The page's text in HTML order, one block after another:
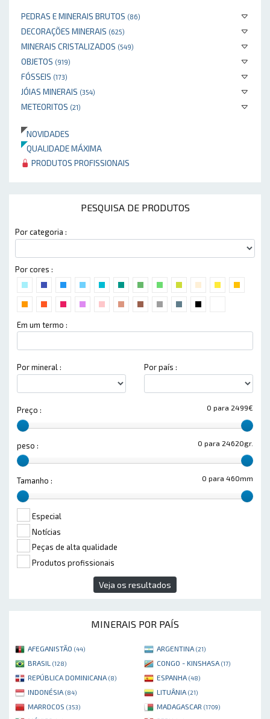
PEDRAS E MINERAIS BRUTOS (86)
DECORAÇÕES MINERAIS (625)
MINERAIS CRISTALIZADOS (549)
OBJETOS (919)
FÓSSEIS (173)
JÓIAS MINERAIS (354)
METEORITOS (21)
NOVIDADES
QUALIDADE MÁXIMA
PRODUTOS PROFISSIONAIS
PESQUISA DE PRODUTOS
Por categoria :
Por cores :
Em um termo :
Por mineral : Por país :
0 para 2499€
Preço :
0 para 24620gr.
peso :
0 para 460mm
Tamanho :
Especial
Notícias
Peças de alta qualidade
Produtos profissionais
Veja os resultados
MINERAIS POR PAÍS
AFEGANISTÃO (44) ARGENTINA (21)
BRASIL (128) CONGO - KINSHASA (17)
REPÚBLICA DOMINICANA (8) ESPANHA (48)
INDONÉSIA (84) LITUÂNIA (21)
MARROCOS (353) MADAGASCAR (1709)